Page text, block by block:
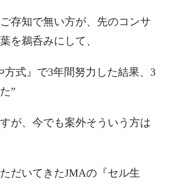
存知で無い方が、先のコンサ
を鵜呑みにして、
方式』で3年間努力した結果、3
”
が、今でも案外そういう方は
だいてきたJMAの『セル生